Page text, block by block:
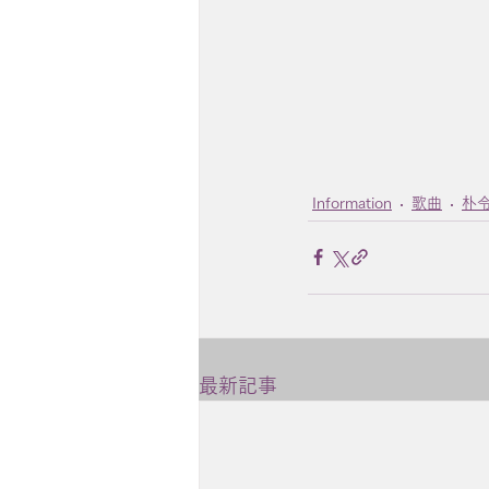
Information 歌曲 朴
最新記事